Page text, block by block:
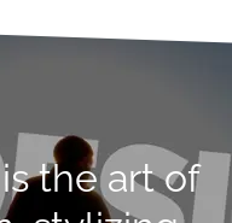
the art of